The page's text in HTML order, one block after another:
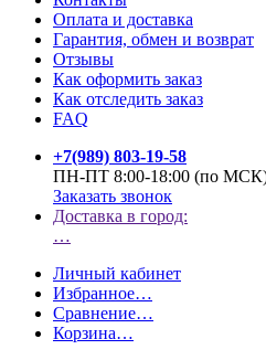
Оплата и доставка
Гарантия, обмен и возврат
Отзывы
Как оформить заказ
Как отследить заказ
FAQ
+7(989) 803-19-58
ПН-ПТ 8:00-18:00 (по
Заказать звонок
Доставка в город:
…
Личный кабинет
Избранное…
Сравнение…
Корзина…